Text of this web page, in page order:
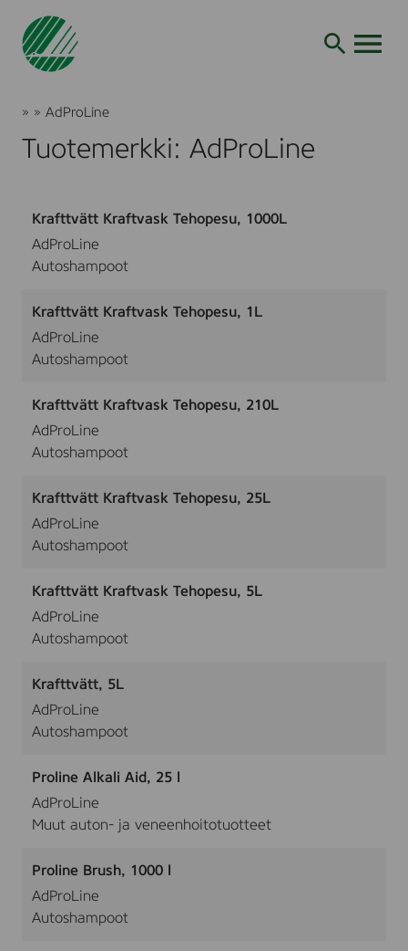
Siirry
Joutsenmerkki
» » AdProLine
Tuotemerkki: AdProLine
Krafttvätt Kraftvask Tehopesu, 1000L
AdProLine
Autoshampoot
Krafttvätt Kraftvask Tehopesu, 1L
AdProLine
Autoshampoot
Krafttvätt Kraftvask Tehopesu, 210L
AdProLine
Autoshampoot
Krafttvätt Kraftvask Tehopesu, 25L
AdProLine
Autoshampoot
Krafttvätt Kraftvask Tehopesu, 5L
AdProLine
Autoshampoot
Krafttvätt, 5L
AdProLine
Autoshampoot
Proline Alkali Aid, 25 l
AdProLine
Muut auton- ja veneenhoitotuotteet
Proline Brush, 1000 l
AdProLine
Autoshampoot